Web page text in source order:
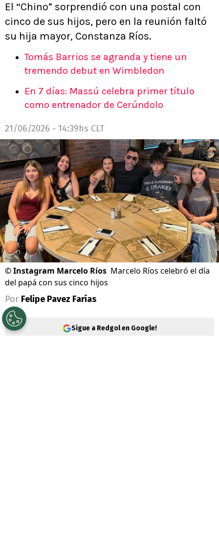
El “Chino” sorprendió con una postal con
cinco de sus hijos, pero en la reunión faltó
su hija mayor, Constanza Ríos.
Tomás Barrios se agranda y tiene un
tremendo debut en Wimbledon
En 7 días: Massú celebra primer título
como entrenador de Cerúndolo
21/06/2026 - 14:39hs CLT
©Instagram Marcelo Ríos Marcelo Ríos celebró el día
del papá con sus cinco hijos
Por Felipe Pavez Farías
Sigue a Redgol en Google!